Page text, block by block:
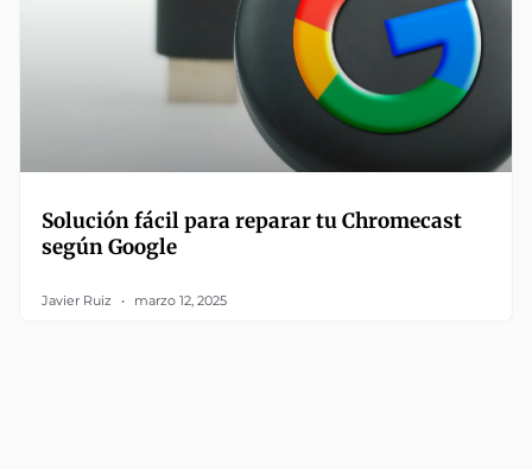
Solución fácil para reparar tu Chromecast
según Google
Javier Ruiz marzo 12, 2025